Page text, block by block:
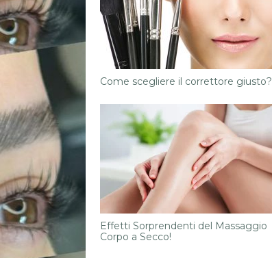
Come scegliere il correttore giusto?
Effetti Sorprendenti del Massaggio
Corpo a Secco!